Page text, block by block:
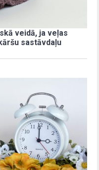
veidā, ja veļas
sastāvdaļu